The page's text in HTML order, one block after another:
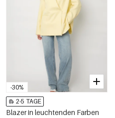
-30%
2-5 TAGE
Blazer in leuchtenden Farben